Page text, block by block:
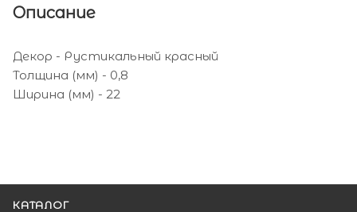
Описание
Декор - Рустикальный красный
Толщина (мм) - 0,8
Ширина (мм) - 22
КАТАЛОГ